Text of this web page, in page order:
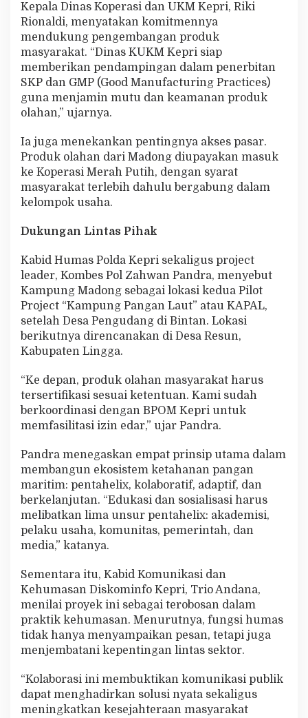
Kepala Dinas Koperasi dan UKM Kepri, Riki
Rionaldi, menyatakan komitmennya
mendukung pengembangan produk
masyarakat. “Dinas KUKM Kepri siap
memberikan pendampingan dalam penerbitan
SKP dan GMP (Good Manufacturing Practices)
guna menjamin mutu dan keamanan produk
olahan,” ujarnya.
Ia juga menekankan pentingnya akses pasar.
Produk olahan dari Madong diupayakan masuk
ke Koperasi Merah Putih, dengan syarat
masyarakat terlebih dahulu bergabung dalam
kelompok usaha.
Dukungan Lintas Pihak
Kabid Humas Polda Kepri sekaligus project
leader, Kombes Pol Zahwan Pandra, menyebut
Kampung Madong sebagai lokasi kedua Pilot
Project “Kampung Pangan Laut” atau KAPAL,
setelah Desa Pengudang di Bintan. Lokasi
berikutnya direncanakan di Desa Resun,
Kabupaten Lingga.
“Ke depan, produk olahan masyarakat harus
tersertifikasi sesuai ketentuan. Kami sudah
berkoordinasi dengan BPOM Kepri untuk
memfasilitasi izin edar,” ujar Pandra.
Pandra menegaskan empat prinsip utama dalam
membangun ekosistem ketahanan pangan
maritim: pentahelix, kolaboratif, adaptif, dan
berkelanjutan. “Edukasi dan sosialisasi harus
melibatkan lima unsur pentahelix: akademisi,
pelaku usaha, komunitas, pemerintah, dan
media,” katanya.
Sementara itu, Kabid Komunikasi dan
Kehumasan Diskominfo Kepri, Trio Andana,
menilai proyek ini sebagai terobosan dalam
praktik kehumasan. Menurutnya, fungsi humas
tidak hanya menyampaikan pesan, tetapi juga
menjembatani kepentingan lintas sektor.
“Kolaborasi ini membuktikan komunikasi publik
dapat menghadirkan solusi nyata sekaligus
meningkatkan kesejahteraan masyarakat